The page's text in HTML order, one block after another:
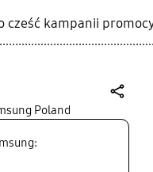
cześć kampanii
Poland